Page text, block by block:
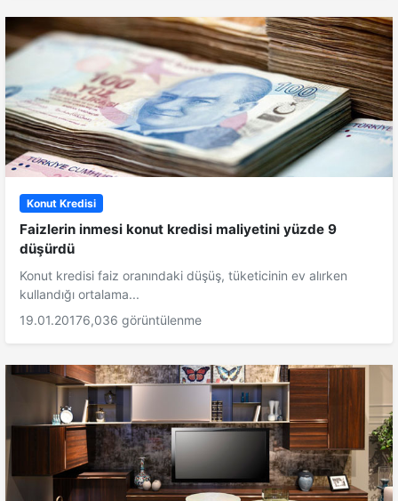
Konut Kredisi
Faizlerin inmesi konut kredisi maliyetini yüzde 9
düşürdü
Konut kredisi faiz oranındaki düşüş, tüketicinin ev alırken
kullandığı ortalama...
19.01.20176,036 görüntülenme